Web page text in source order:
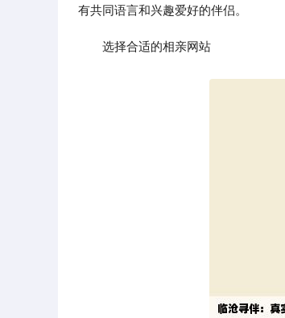
有共同语言和兴趣爱好的伴侣。
选择合适的相亲网站